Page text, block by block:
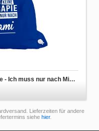
Turnbeutel Ich brauche keine Therapie - Ich muss nur nach Miami
Lieferzeiten für andere
siehe hier.